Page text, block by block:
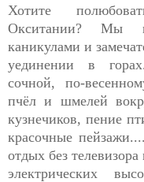
Хотите
Окситании? Мы
каникулами и
уединении в
сочной, по-
пчёл и шмелей
кузнечиков, пение
красочные
отдых без
электрических